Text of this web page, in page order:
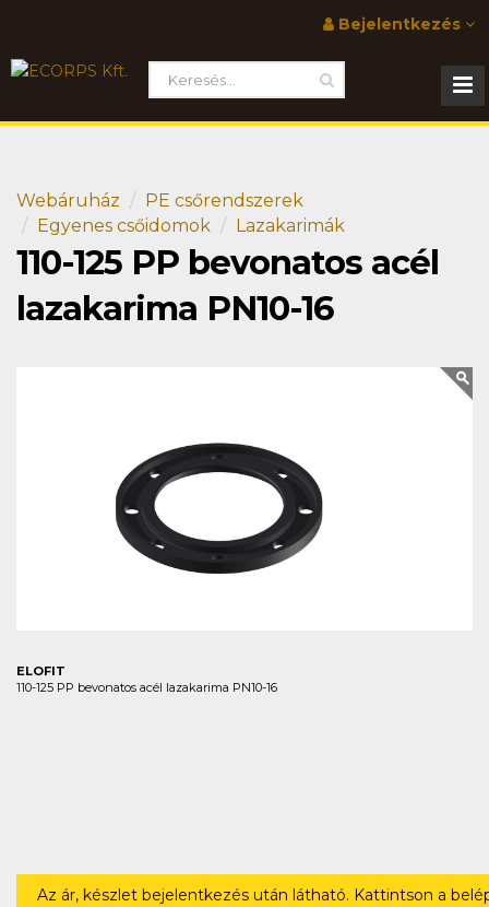
Bejelentkezés
Webáruház
PE csőrendszerek
Egyenes csőidomok
Lazakarimák
110-125 PP bevonatos acél
lazakarima PN10-16
ELOFIT
110-125 PP bevonatos acél lazakarima PN10-16
Az ár, készlet bejelentkezés után látható. Kattintson a